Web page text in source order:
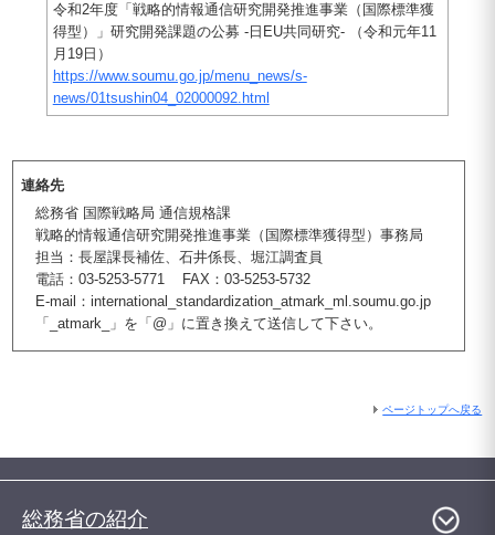
令和2年度「戦略的情報通信研究開発推進事業（国際標準獲
得型）」研究開発課題の公募 -日EU共同研究- （令和元年11
月19日）
https://www.soumu.go.jp/menu_news/s-
news/01tsushin04_02000092.html
連絡先
総務省 国際戦略局 通信規格課
戦略的情報通信研究開発推進事業（国際標準獲得型）事務局
担当：長屋課長補佐、石井係長、堀江調査員
電話：03-5253-5771 FAX：03-5253-5732
E-mail：international_standardization_atmark_ml.soumu.go.jp
「_atmark_」を「@」に置き換えて送信して下さい。
ページトップへ戻る
総務省の紹介